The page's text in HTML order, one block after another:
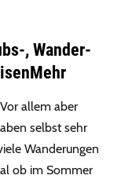
, Wander-
allem aber
selbst sehr
Wanderungen
ob im Sommer